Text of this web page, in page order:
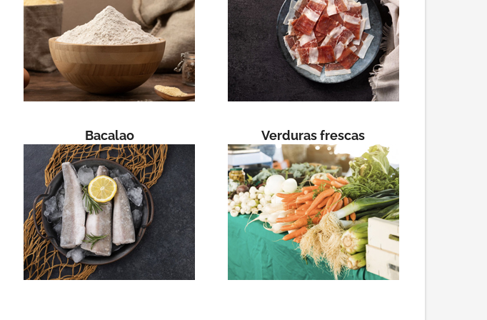
Bacalao Verduras frescas